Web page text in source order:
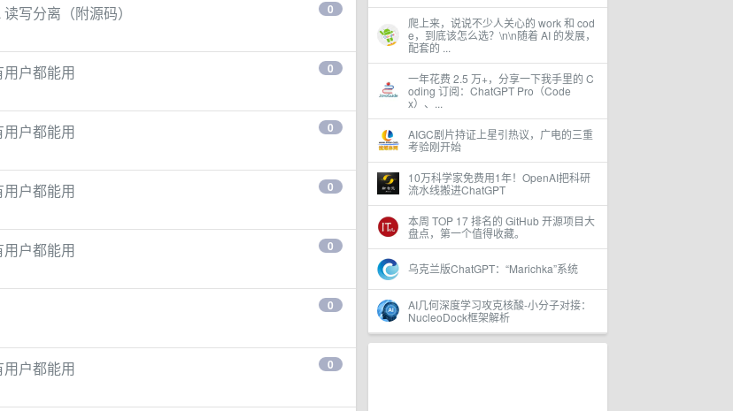
爬上来，说说不少人关心的 work 和 cod
e，到底该怎么选？\n\n随着 AI 的发展，
配套的 ...
一年花费 2.5 万+，分享一下我手里的 C
oding 订阅：ChatGPT Pro（Code
x）、...
AIGC剧片持证上星引热议，广电的三重
考验刚开始
10万科学家免费用1年！OpenAI把科研
流水线搬进ChatGPT
本周 TOP 17 排名的 GitHub 开源项目大
盘点，第一个值得收藏。
乌克兰版ChatGPT：“Marichka”系统
AI几何深度学习攻克核酸-小分子对接：
NucleoDock框架解析
0
写分离（附源码）
0
户都能用
0
户都能用
0
户都能用
0
户都能用
0
0
户都能用